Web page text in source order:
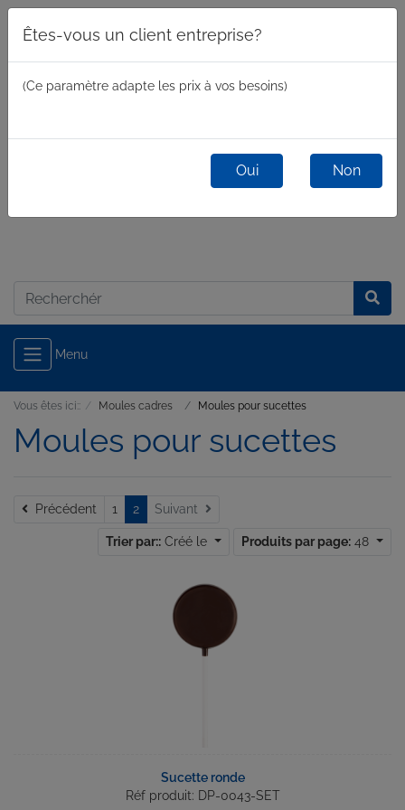
Menu
Êtes-vous un client entreprise?
(Ce paramètre adapte les prix à vos besoins)
Oui Non
Vous êtes ici:: Moules cadres Moules pour sucettes
Moules pour sucettes
Précédent Précédent
1 2 Suivant
Trier par:: Créé le Produits par page: 48
Sucette ronde
Réf produit: DP-0043-SET